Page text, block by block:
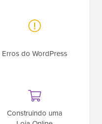
Erros do WordPress
Construindo uma